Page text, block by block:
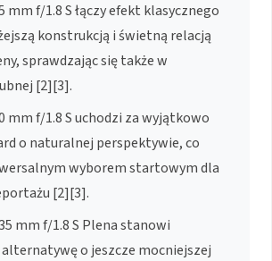
mm f/1.8 S łączy efekt klasycznego
konstrukcją i świetną relacją
sprawdzając się także w
[2][3].
mm f/1.8 S uchodzi za wyjątkowo
o naturalnej perspektywie, co
wyborem startowym dla
[2][3].
mm f/1.8 S Plena stanowi
o jeszcze mocniejszej